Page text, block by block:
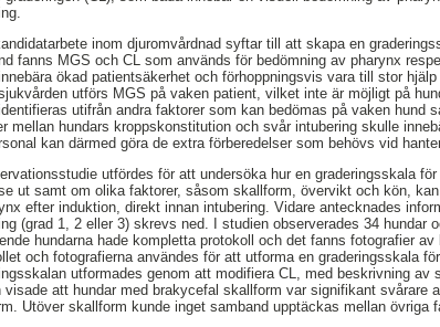
inom djuromvårdnad syftar till att skapa en
fanns MGS och CL som används för bedömning av pharynx
ökad patientsäkerhet och förhoppningsvis vara till stor
utförs MGS på vaken patient, vilket inte är möjligt på
utifrån andra faktorer som kan bedömas på vaken
mellan hundars kroppskonstitution och svår intubering skulle
kan därmed göra de extra förberedelser som behövs vid
utfördes för att undersöka hur en graderingsskala
ut samt om olika faktorer, såsom skallform, övervikt och kön,
efter induktion, direkt innan intubering. Vidare antecknades
(grad 1, 2 eller 3) skrevs ned. I studien observerades 34 hundar
hundarna hade kompletta protokoll och det fanns fotografier
och fotografierna användes för att utforma en graderingsskala
utformades genom att modifiera CL, med beskrivning
visade att hundar med brakycefal skallform var signifikant svårare
Utöver skallform kunde inget samband upptäckas mellan övriga